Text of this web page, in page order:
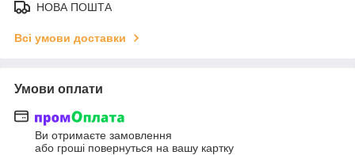
НОВА ПОШТА
Всі умови доставки
Умови оплати
Ви отримаєте замовлення
або гроші повернуться на вашу картку